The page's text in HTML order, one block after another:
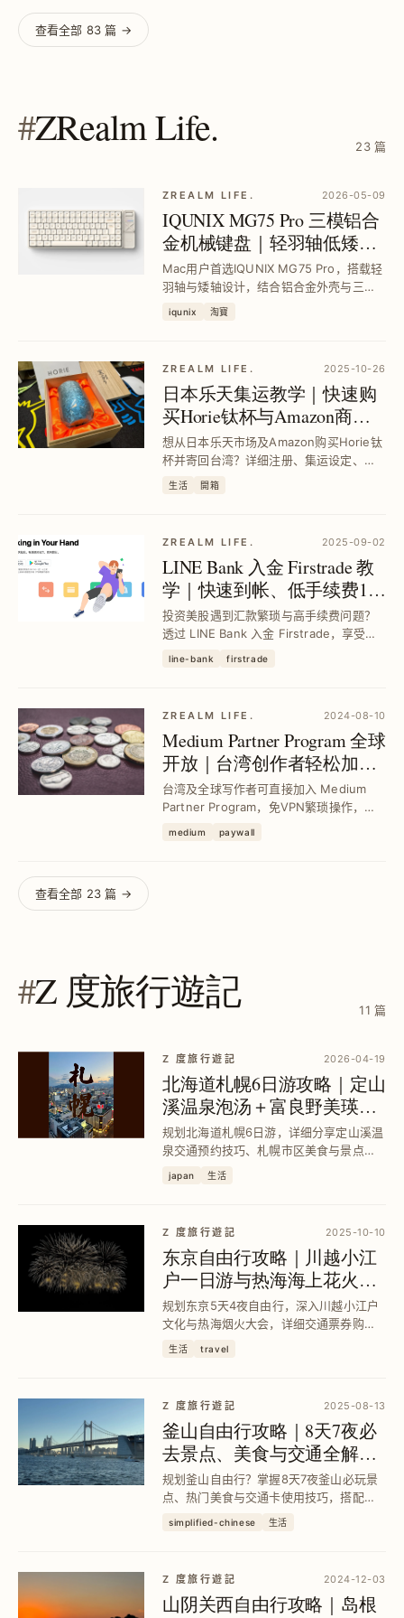
查看全部 83 篇 →
#ZRealm Life. 23 篇
ZREALM LIFE. 2026-05-09
IQUNIX MG75 Pro 三模铝合
金机械键盘｜轻羽轴低矮轴
设计，MacOS 完美支援
Mac用户首选IQUNIX MG75 Pro，搭载轻
羽轴与矮轴设计，结合铝合金外壳与三模
连接，提供安静且有手感的打字体验，解
决巧控键盘手感不足问题，轻松提升工作
iqunix 淘寶
ZREALM LIFE. 2025-10-26
日本乐天集运教学｜快速购
买Horie钛杯与Amazon商品
寄送台湾全攻略
想从日本乐天市场及Amazon购买Horie钛
杯并寄回台湾？详细注册、集运设定、运
费计算与禁运品说明，实测最快4天收货，
生活 開箱
ZREALM LIFE. 2025-09-02
LINE Bank 入金 Firstrade 教
学｜快速到帐、低手续费150
元、帐户升级与手续费补助
申请全攻略
投资美股遇到汇款繁琐与高手续费问题？
透过 LINE Bank 入金 Firstrade，享受手
line-bank firstrade
ZREALM LIFE. 2024-08-10
Medium Partner Program 全球
开放｜台湾创作者轻松加入
赚取文章收益
台湾及全球写作者可直接加入 Medium
Partner Program，免VPN繁琐操作，透
限制问题，实现文章变现与持续创作的双
medium paywall
查看全部 23 篇 →
#Z 度旅行遊記 11 篇
Z 度旅行遊記 2026-04-19
北海道札幌6日游攻略｜定山
溪温泉泡汤＋富良野美瑛点
灯一日游全记录
规划北海道札幌6日游，详细分享定山溪温
泉交通预约技巧、札幌市区美食与景点、
小樽水族馆体验，及KKday富良野精灵台
与美瑛青池点灯行程，助你轻松掌握交
japan 生活
Z 度旅行遊記 2025-10-10
东京自由行攻略｜川越小江
户一日游与热海海上花火大
会全纪录
规划东京5天4夜自由行，深入川越小江户
文化与热海烟火大会，详细交通票券购
买、必访景点与美食推荐，助你避开人
生活 travel
Z 度旅行遊記 2025-08-13
釜山自由行攻略｜8天7夜必
去景点、美食与交通全解析
｜釜山通行证省钱秘诀
规划釜山自由行？掌握8天7夜釜山必玩景
点、热门美食与交通卡使用技巧，搭配釜
山通行证节省旅费，享受顺畅交通与深度
体验，让你的釜山行程更高效精彩。
simplified-chinese 生活
Z 度旅行遊記 2024-12-03
山阴关西自由行攻略｜岛根